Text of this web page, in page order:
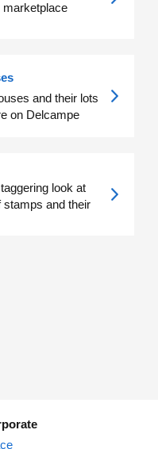
and their lots
on Delcampe
look at
stamps and their